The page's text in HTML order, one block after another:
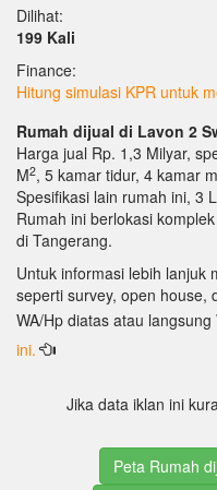
Dilihat:
199 Kali
Finance:
Hitung simulasi KPR untuk
Rumah dijual di Lavon 2
Harga jual Rp. 1,3 Milyar,
M2, 5 kamar tidur, 4 kamar
Spesifikasi lain rumah ini, 3
Rumah ini berlokasi
di Tangerang.
Untuk informasi lebih lanjuk
seperti survey, open house,
WA/Hp diatas atau langsung
ini.
Jika data iklan ini
Peta Rumah